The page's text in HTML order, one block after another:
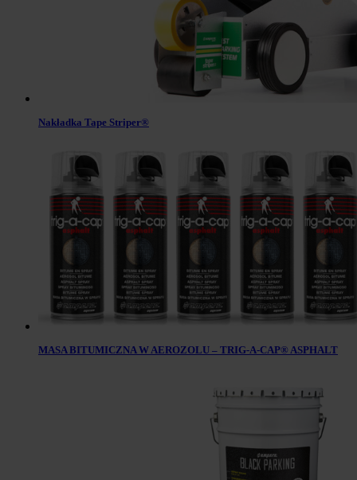
Nakładka Tape Striper®
MASA BITUMICZNA W AEROZOLU – TRIG-A-CAP® ASPHALT